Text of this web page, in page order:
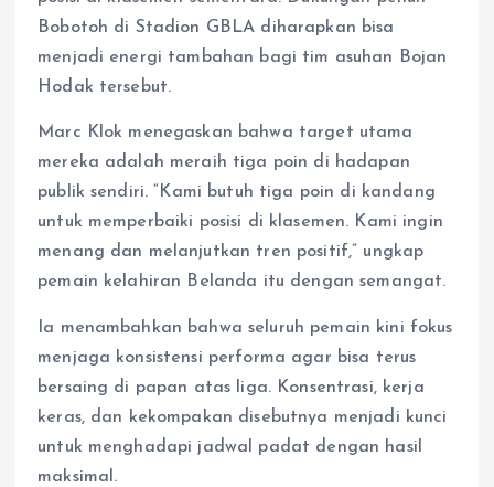
Bobotoh di Stadion GBLA diharapkan bisa
menjadi energi tambahan bagi tim asuhan Bojan
Hodak tersebut.
Marc Klok menegaskan bahwa target utama
mereka adalah meraih tiga poin di hadapan
publik sendiri. “Kami butuh tiga poin di kandang
untuk memperbaiki posisi di klasemen. Kami ingin
menang dan melanjutkan tren positif,” ungkap
pemain kelahiran Belanda itu dengan semangat.
Ia menambahkan bahwa seluruh pemain kini fokus
menjaga konsistensi performa agar bisa terus
bersaing di papan atas liga. Konsentrasi, kerja
keras, dan kekompakan disebutnya menjadi kunci
untuk menghadapi jadwal padat dengan hasil
maksimal.